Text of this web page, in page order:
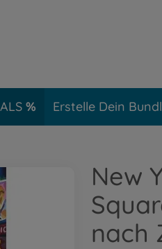
Erstelle Dein
New
nach